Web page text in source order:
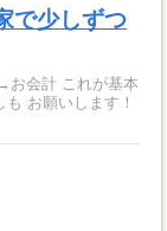
で少しずつ
が基本
お願いします！